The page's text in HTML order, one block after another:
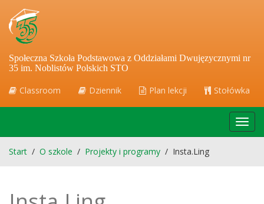
Społeczna Szkoła Podstawowa z Oddziałami Dwujęzycznymi nr
35 im. Noblistów Polskich STO
Classroom Dziennik Plan lekcji Stołówka
Start / O szkole / Projekty i programy / Insta.Ling